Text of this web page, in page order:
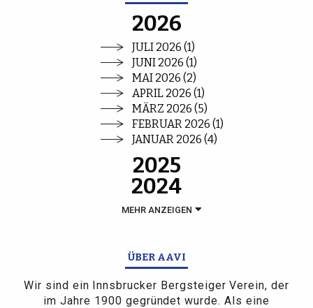
2026
JULI 2026 (1)
JUNI 2026 (1)
MAI 2026 (2)
APRIL 2026 (1)
MÄRZ 2026 (5)
FEBRUAR 2026 (1)
JANUAR 2026 (4)
2025
2024
MEHR ANZEIGEN
ÜBER AAVI
Wir sind ein Innsbrucker Bergsteiger Verein, der
im Jahre 1900 gegründet wurde. Als eine